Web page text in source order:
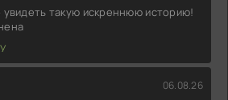
такую искреннюю историю!
06.08.26